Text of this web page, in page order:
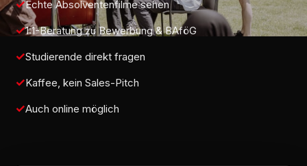
Echte Absolventenfilme sehen
1:1-Beratung zu Bewerbung & BAföG
Studierende direkt fragen
Kaffee, kein Sales-Pitch
Auch online möglich